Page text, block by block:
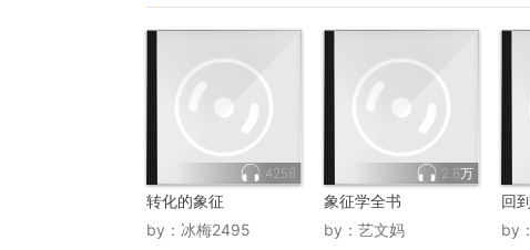
4258
转化的象征
by： 冰梅2495
2.8万
象征学全书
by： 艺文妈
回
by：